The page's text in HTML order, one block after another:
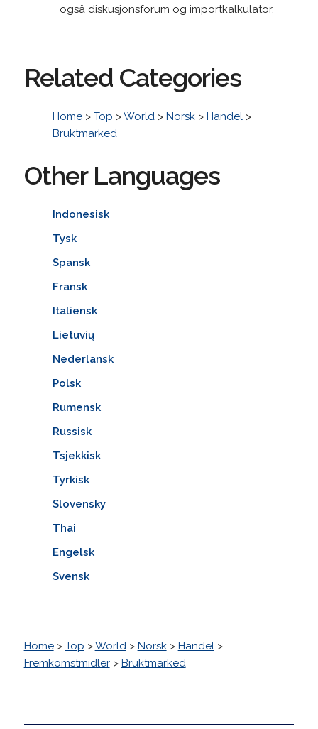
også diskusjonsforum og importkalkulator.
Related Categories
Home> Top >World> Norsk> Handel>
Bruktmarked
Other Languages
Indonesisk
Tysk
Spansk
Fransk
Italiensk
Lietuvių
Nederlansk
Polsk
Rumensk
Russisk
Tsjekkisk
Tyrkisk
Slovensky
Thai
Engelsk
Svensk
Home> Top >World> Norsk> Handel>
Fremkomstmidler> Bruktmarked